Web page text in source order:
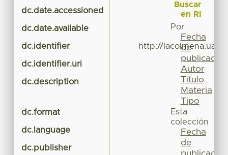
dc.date.accessioned
dc.date.available
dc.identifier http://
dc.identifier.uri
dc.description
dc.format
dc.language
dc.publisher
Buscar
en RI
Por
Fecha
de
publicación
Autor
Título
Materia
Tipo
Esta
colección
Fecha
de